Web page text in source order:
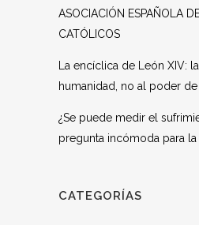
ASOCIACIÓN ESPAÑOLA
CATÓLICOS
La encíclica de León XIV:
humanidad, no al poder
¿Se puede medir el
pregunta incómoda para
CATEGORÍAS